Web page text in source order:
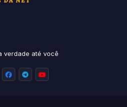
verdade até você